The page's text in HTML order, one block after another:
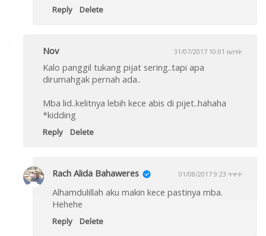
Reply Delete
Nov 31/07/2017 10:01 ከሰዓት
Kalo panggil tukang pijat sering..tapi apa
dirumahgak pernah ada..
Mba lid..kelitnya lebih kece abis di pijet..hahaha
*kidding
Reply Delete
Rach Alida Bahaweres 01/08/2017 9:23 ጥዋት
Alhamdulillah aku makin kece pastinya mba.
Hehehe
Reply Delete